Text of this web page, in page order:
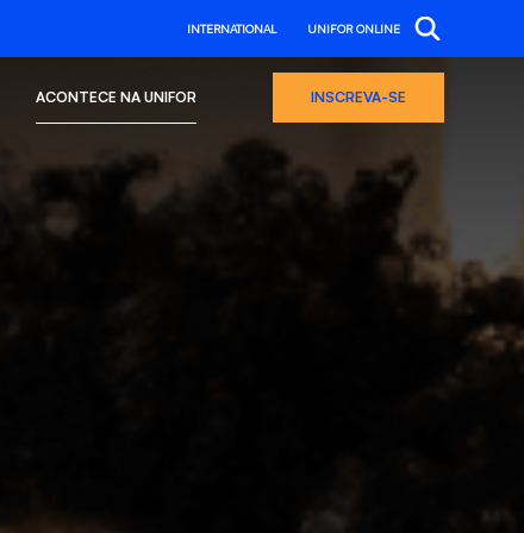
INTERNATIONAL UNIFOR ONLINE
ACONTECE NA UNIFOR INSCREVA-SE